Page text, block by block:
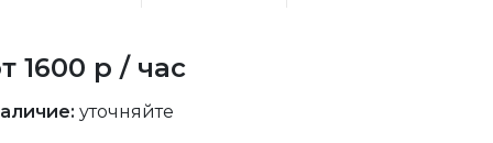
1600 р / час
уточняйте